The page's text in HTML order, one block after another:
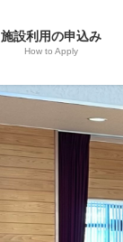
施設利用の申込み
How to Apply